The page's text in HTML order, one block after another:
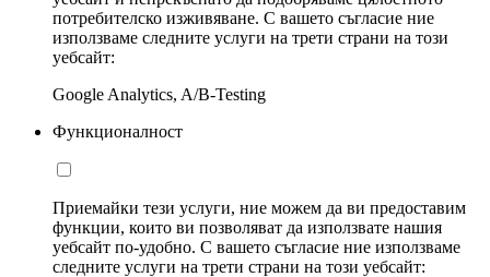
потребителско изживяване. С вашето съгласие ние
използваме следните услуги на трети страни на този
уебсайт:
Google Analytics, A/B-Testing
Функционалност
Приемайки тези услуги, ние можем да ви предоставим
функции, които ви позволяват да използвате нашия
уебсайт по-удобно. С вашето съгласие ние използваме
следните услуги на трети страни на този уебсайт: